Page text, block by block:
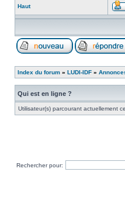
Haut
Index du forum » LUDI-IDF »
Qui est en ligne ?
Utilisateur(s) parcourant actuellement
Rechercher pour: